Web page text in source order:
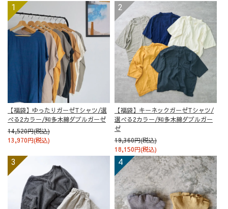
【福袋】ゆったりガーゼTシャツ/選
べる2カラー/知多木綿ダブルガーゼ
14,520円(税込)
13,970円(税込)
【福袋】キーネックガーゼTシャツ/
選べる2カラー/知多木綿ダブルガー
ゼ
19,360円(税込)
18,150円(税込)